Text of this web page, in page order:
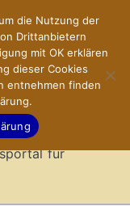
für
die Nutzung der
Drittanbietern
mit OK erklären
dieser Cookies
entnehmen finden